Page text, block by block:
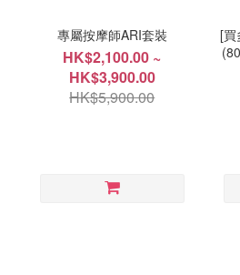
專屬按摩師ARI套裝
HK$2,100.00 ~
HK$3,900.00
HK$5,900.00
[